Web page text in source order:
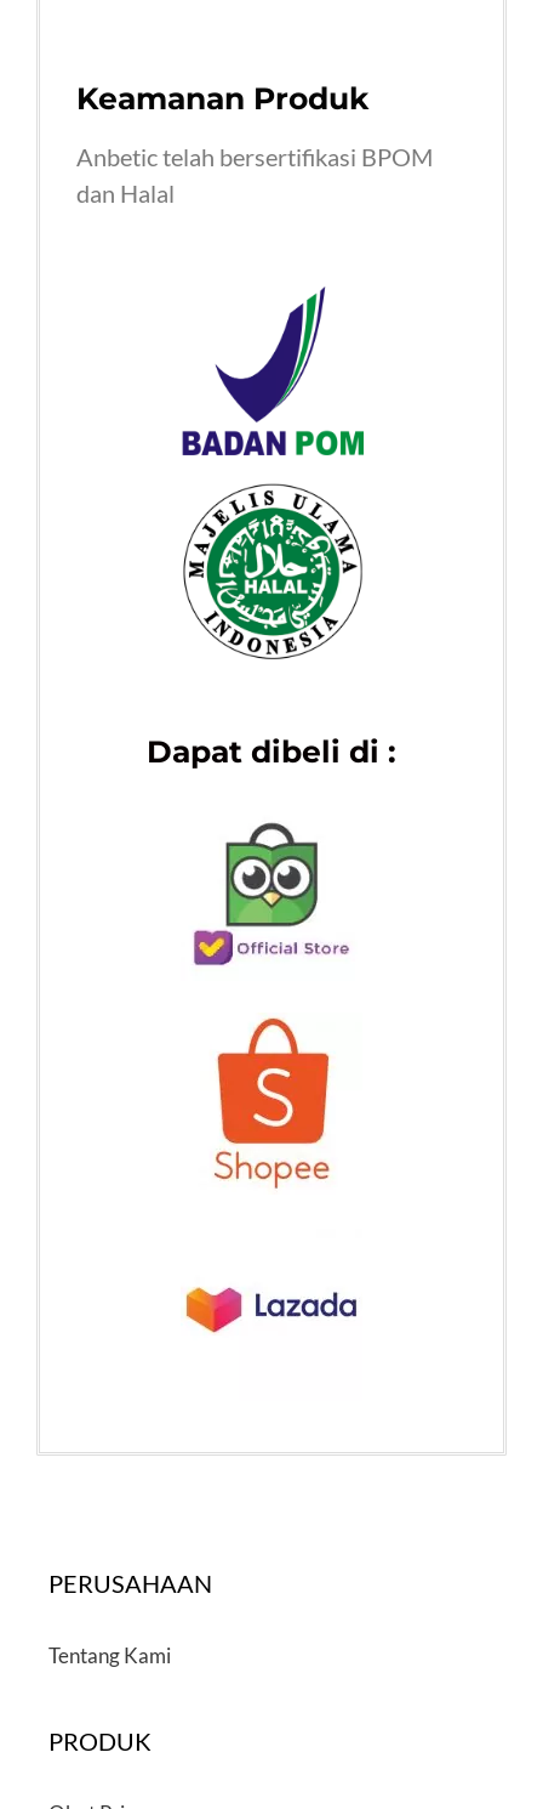
Keamanan Produk
Anbetic telah bersertifikasi BPOM
dan Halal
Dapat dibeli di :
PERUSAHAAN
Tentang Kami
PRODUK